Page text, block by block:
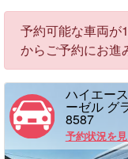
予約可能な車両が
からご予約にお進
ハイエー
ーゼル グ
8587
予約状況を